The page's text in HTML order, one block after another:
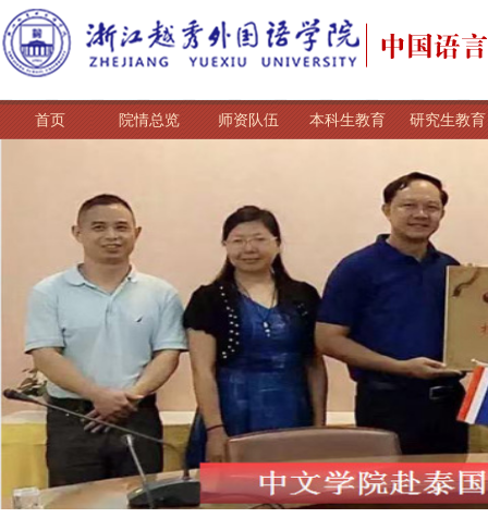
首页 院情总览 师资队伍 本科生教育 研究生教育